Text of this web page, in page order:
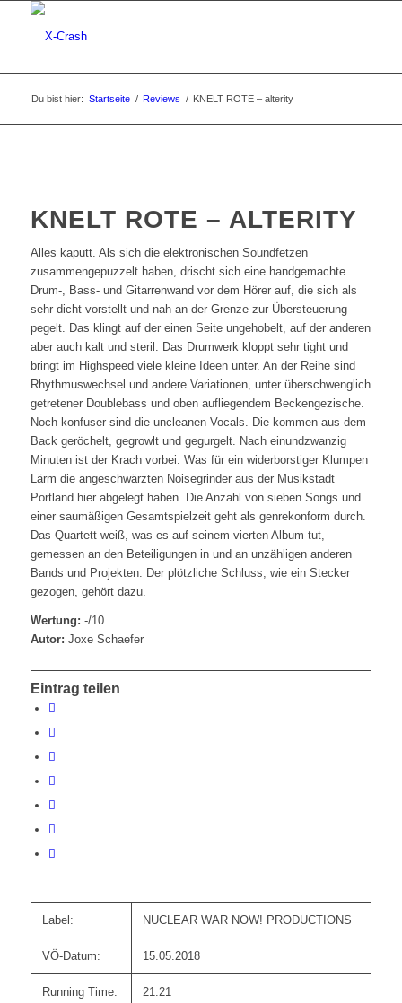
Du bist hier: Startseite / Reviews / KNELT ROTE – alterity
KNELT ROTE – ALTERITY
Alles kaputt. Als sich die elektronischen Soundfetzen
zusammengepuzzelt haben, drischt sich eine handgemachte
Drum-, Bass- und Gitarrenwand vor dem Hörer auf, die sich als
sehr dicht vorstellt und nah an der Grenze zur Übersteuerung
pegelt. Das klingt auf der einen Seite ungehobelt, auf der anderen
aber auch kalt und steril. Das Drumwerk kloppt sehr tight und
bringt im Highspeed viele kleine Ideen unter. An der Reihe sind
Rhythmuswechsel und andere Variationen, unter überschwenglich
getretener Doublebass und oben aufliegendem Beckengezische.
Noch konfuser sind die uncleanen Vocals. Die kommen aus dem
Back geröchelt, gegrowlt und gegurgelt. Nach einundzwanzig
Minuten ist der Krach vorbei. Was für ein widerborstiger Klumpen
Lärm die angeschwärzten Noisegrinder aus der Musikstadt
Portland hier abgelegt haben. Die Anzahl von sieben Songs und
einer saumäßigen Gesamtspielzeit geht als genrekonform durch.
Das Quartett weiß, was es auf seinem vierten Album tut,
gemessen an den Beteiligungen in und an unzähligen anderen
Bands und Projekten. Der plötzliche Schluss, wie ein Stecker
gezogen, gehört dazu.
Wertung: -/10
Autor: Joxe Schaefer
Eintrag teilen
Label: NUCLEAR WAR NOW! PRODUCTIONS
VÖ-Datum: 15.05.2018
Running Time: 21:21